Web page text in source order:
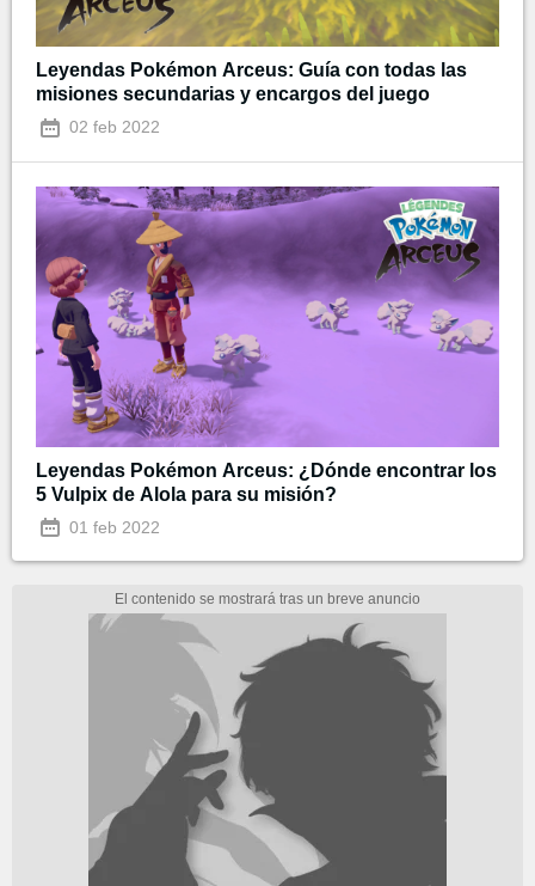
Leyendas Pokémon Arceus: Guía con todas las
misiones secundarias y encargos del juego
02 feb 2022
Leyendas Pokémon Arceus: ¿Dónde encontrar los
5 Vulpix de Alola para su misión?
01 feb 2022